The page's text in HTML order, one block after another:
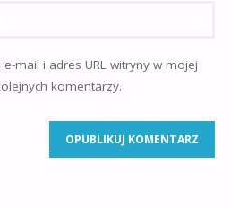
mail i adres URL witryny w mojej
komentarzy.